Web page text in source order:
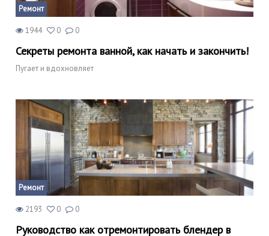
Ремонт
1944 0 0
Секреты ремонта ванной, как начать и закончить!
Пугает и вдохновляет
Ремонт
2193 0 0
Руководство как отремонтировать блендер в